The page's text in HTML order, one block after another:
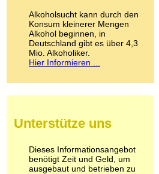
LSD
Marihuana
Medikamente
Meskalin
Metamphetamin
Methadon
Pilze
Psychopharmaka
Schlafmittel
Schmerzmittel
Alkoholsucht kann durch den
Konsum kleinerer Mengen
Alkohol beginnen, in
Deutschland gibt es über 4,3
Mio. Alkoholiker.
Hier Informieren ...
Unterstütze uns
Dieses Informationsangebot
benötigt Zeit und Geld, um
ausgebaut und betrieben zu